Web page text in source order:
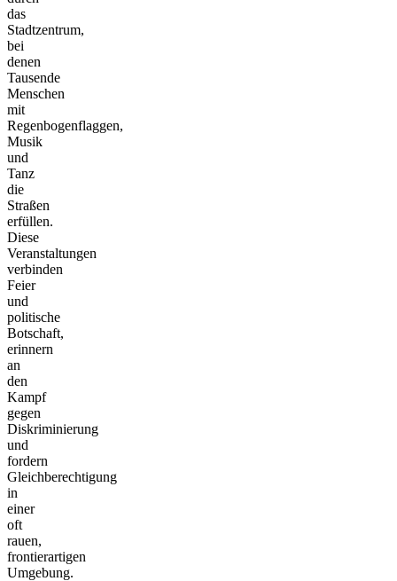
das
Stadtzentrum,
bei
denen
Tausende
Menschen
mit
Regenbogenflaggen,
Musik
und
Tanz
die
Straßen
erfüllen.
Diese
Veranstaltungen
verbinden
Feier
und
politische
Botschaft,
erinnern
an
den
Kampf
gegen
Diskriminierung
und
fordern
Gleichberechtigung
in
einer
oft
rauen,
frontierartigen
Umgebung.